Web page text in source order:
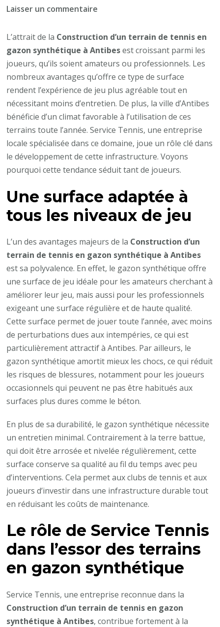
Laisser un commentaire
la
Construction
d’un
terrain
de
tennis
en
gazon
synthétique
à
Antibes
t-
les
amateurs
et
professionnels
?
L’attrait de la Construction d’un terrain de tennis en
gazon synthétique à Antibesest croissant parmi les
joueurs, qu’ils soient amateurs ou professionnels. Les
nombreux avantages qu’offre ce type de surface
rendent l’expérience de jeu plus agréable tout en
nécessitant moins d’entretien. De plus, la ville d’Antibes
bénéficie d’un climat favorable à l’utilisation de ces
terrains toute l’année. Service Tennis, une entreprise
locale spécialisée dans ce domaine, joue un rôle clé dans
le développement de cette infrastructure. Voyons
pourquoi cette tendance séduit tant de joueurs.
Une surface adaptée à
tous les niveaux de jeu
L’un des avantages majeurs de la Construction d’un
terrain de tennis en gazon synthétique à Antibes
est sa polyvalence. En effet, le gazon synthétique offre
une surface de jeu idéale pour les amateurs cherchant à
améliorer leur jeu, mais aussi pour les professionnels
exigeant une surface régulière et de haute qualité.
Cette surface permet de jouer toute l’année, avec moins
de perturbations dues aux intempéries, ce qui est
particulièrement attractif à Antibes. Par ailleurs, le
gazon synthétique amortit mieux les chocs, ce qui réduit
les risques de blessures, notamment pour les joueurs
occasionnels qui peuvent ne pas être habitués aux
surfaces plus dures comme le béton.
En plus de sa durabilité, le gazon synthétique nécessite
un entretien minimal. Contrairement à la terre battue,
qui doit être arrosée et nivelée régulièrement, cette
surface conserve sa qualité au fil du temps avec peu
d’interventions. Cela permet aux clubs de tennis et aux
joueurs d’investir dans une infrastructure durable tout
en réduisant les coûts de maintenance.
Le rôle de Service Tennis
dans l’essor des terrains
en gazon synthétique
Service Tennis, une entreprise reconnue dans la
Construction d’un terrain de tennis en gazon
synthétique à Antibes, contribue fortement à la